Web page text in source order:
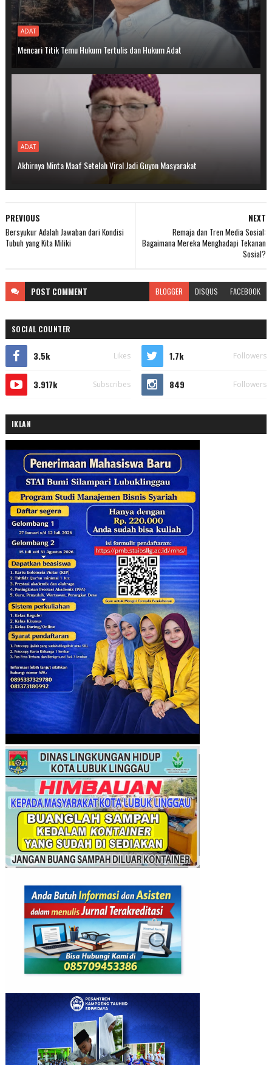
ADAT
Mencari Titik Temu Hukum Tertulis dan Hukum Adat
ADAT
Akhirnya Minta Maaf Setelah Viral Jadi Guyon Masyarakat
NEXT
Remaja dan Tren Media Sosial:
Bagaimana Mereka Menghadapi Tekanan
Sosial?
PREVIOUS
Bersyukur Adalah Jawaban dari Kondisi
Tubuh yang Kita Miliki
POST COMMENT BLOGGER DISQUS FACEBOOK
SOCIAL COUNTER
3.5k Likes 1.7k Followers
3.917k Subscribes 849 Followers
IKLAN